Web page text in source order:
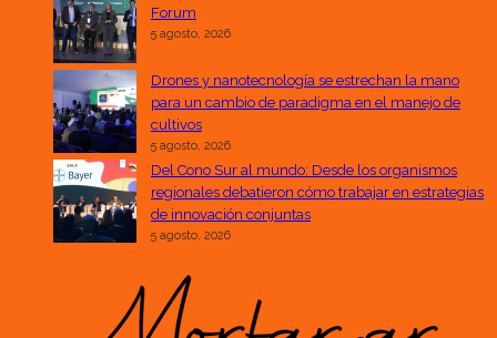
Forum
5 agosto, 2026
Drones y nanotecnología se estrechan la mano
para un cambio de paradigma en el manejo de
cultivos
5 agosto, 2026
Del Cono Sur al mundo: Desde los organismos
regionales debatieron cómo trabajar en estrategias
de innovación conjuntas
5 agosto, 2026